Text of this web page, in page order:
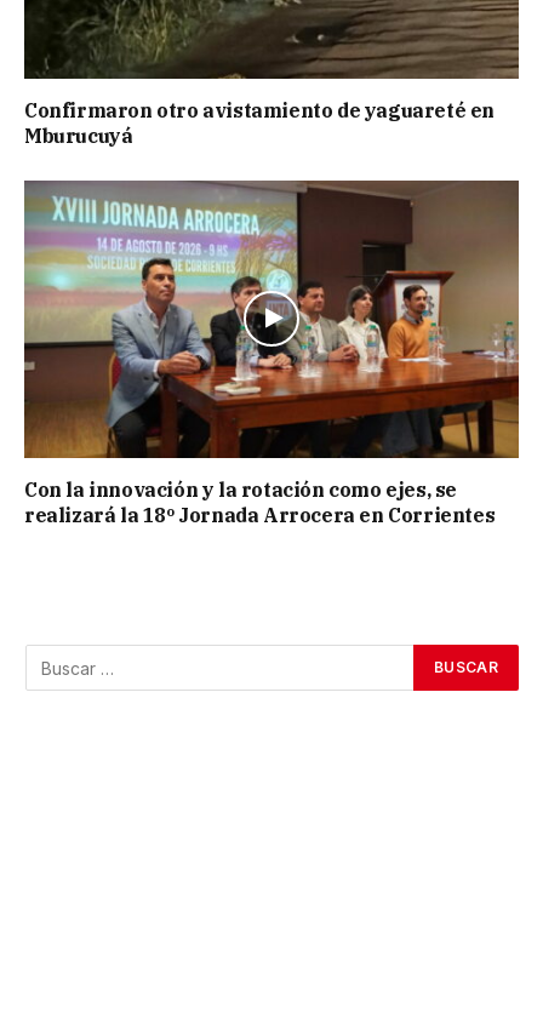
Confirmaron otro avistamiento de yaguareté en
Mburucuyá
Con la innovación y la rotación como ejes, se
realizará la 18º Jornada Arrocera en Corrientes